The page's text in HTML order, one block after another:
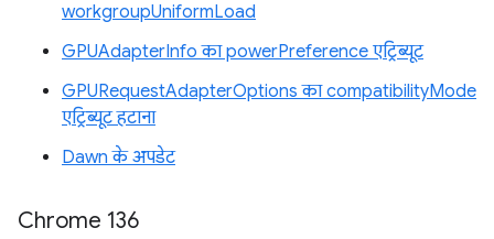
workgroupUniformLoad
GPUAdapterInfo का powerPreference एट्रिब्यूट
GPURequestAdapterOptions का compatibilityMode
एट्रिब्यूट हटाना
Dawn के अपडेट
Chrome 136